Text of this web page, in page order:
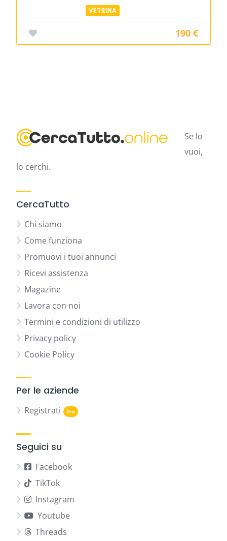
190 €
Se lo
vuoi,
lo cerchi.
CercaTutto
Chi siamo
Come funziona
Promuovi i tuoi annunci
Ricevi assistenza
Magazine
Lavora con noi
Termini e condizioni di utilizzo
Privacy policy
Cookie Policy
Per le aziende
Registrati
Seguici su
Facebook
TikTok
Instagram
Youtube
Threads